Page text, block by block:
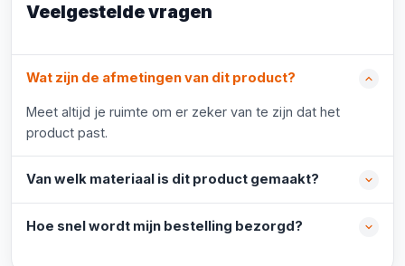
Veelgestelde vragen
Wat zijn de afmetingen van dit product?
Meet altijd je ruimte om er zeker van te zijn dat het
product past.
Van welk materiaal is dit product gemaakt?
Hoe snel wordt mijn bestelling bezorgd?